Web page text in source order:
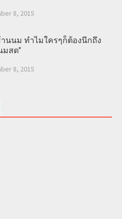
8, 2015
นนม ทำไมใครๆก็ต้องนึกถึง
มสด”
8, 2015